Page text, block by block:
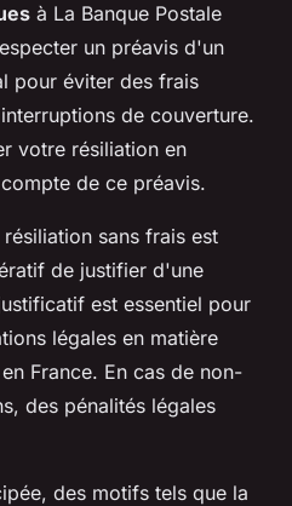
à La Banque Postale
un préavis d'un
pour éviter des frais
de couverture.
votre résiliation en
de ce préavis.
sans frais est
de justifier d'une
est essentiel pour
légales en matière
France. En cas de non-
des pénalités légales
des motifs tels que la